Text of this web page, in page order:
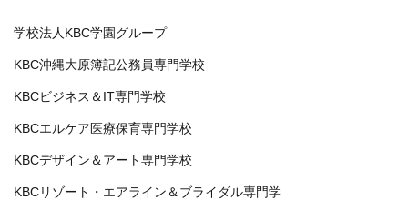
学校法人KBC学園グループ
KBC沖縄大原簿記公務員専門学校
KBCビジネス＆IT専門学校
KBCエルケア医療保育専門学校
KBCデザイン＆アート専門学校
KBCリゾート・エアライン＆ブライダル専門学